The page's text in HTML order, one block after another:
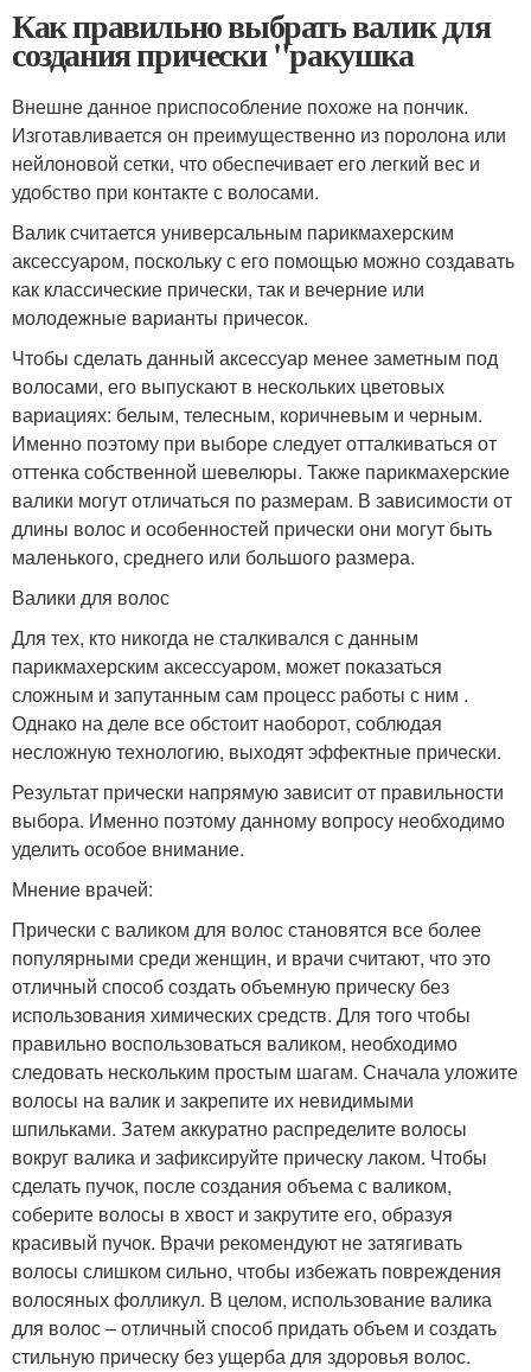
Как правильно выбрать валик для
создания прически "ракушка
Внешне данное приспособление похоже на пончик.
Изготавливается он преимущественно из поролона или
нейлоновой сетки, что обеспечивает его легкий вес и
удобство при контакте с волосами.
Валик считается универсальным парикмахерским
аксессуаром, поскольку с его помощью можно создавать
как классические прически, так и вечерние или
молодежные варианты причесок.
Чтобы сделать данный аксессуар менее заметным под
волосами, его выпускают в нескольких цветовых
вариациях: белым, телесным, коричневым и черным.
Именно поэтому при выборе следует отталкиваться от
оттенка собственной шевелюры. Также парикмахерские
валики могут отличаться по размерам. В зависимости от
длины волос и особенностей прически они могут быть
маленького, среднего или большого размера.
Валики для волос
Для тех, кто никогда не сталкивался с данным
парикмахерским аксессуаром, может показаться
сложным и запутанным сам процесс работы с ним .
Однако на деле все обстоит наоборот, соблюдая
несложную технологию, выходят эффектные прически.
Результат прически напрямую зависит от правильности
выбора. Именно поэтому данному вопросу необходимо
уделить особое внимание.
Мнение врачей:
Прически с валиком для волос становятся все более
популярными среди женщин, и врачи считают, что это
отличный способ создать объемную прическу без
использования химических средств. Для того чтобы
правильно воспользоваться валиком, необходимо
следовать нескольким простым шагам. Сначала уложите
волосы на валик и закрепите их невидимыми
шпильками. Затем аккуратно распределите волосы
вокруг валика и зафиксируйте прическу лаком. Чтобы
сделать пучок, после создания объема с валиком,
соберите волосы в хвост и закрутите его, образуя
красивый пучок. Врачи рекомендуют не затягивать
волосы слишком сильно, чтобы избежать повреждения
волосяных фолликул. В целом, использование валика
для волос – отличный способ придать объем и создать
стильную прическу без ущерба для здоровья волос.